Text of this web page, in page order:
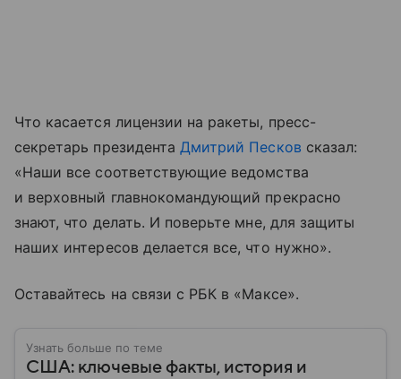
Что касается лицензии на ракеты, пресс-
секретарь президента Дмитрий Песков сказал:
«Наши все соответствующие ведомства
и верховный главнокомандующий прекрасно
знают, что делать. И поверьте мне, для защиты
наших интересов делается все, что нужно».
Оставайтесь на связи с РБК в «Максе».
Узнать больше по теме
США: ключевые факты, история и